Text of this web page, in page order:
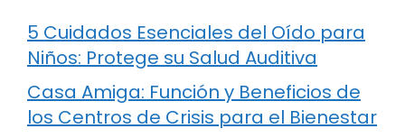
5 Cuidados Esenciales del Oído para
Niños: Protege su Salud Auditiva
Casa Amiga: Función y Beneficios de
los Centros de Crisis para el Bienestar